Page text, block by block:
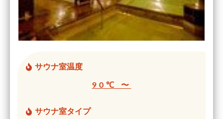
サウナ室温度
90℃ 〜
サウナ室タイプ